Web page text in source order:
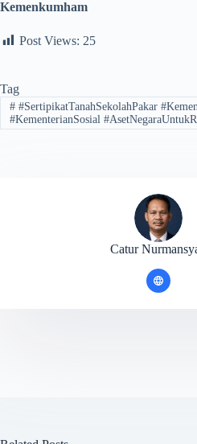
Kemenkumham
Post Views: 25
Tag
##SertipikatTanahSekolahPakar
#KementerianSosial
Catur